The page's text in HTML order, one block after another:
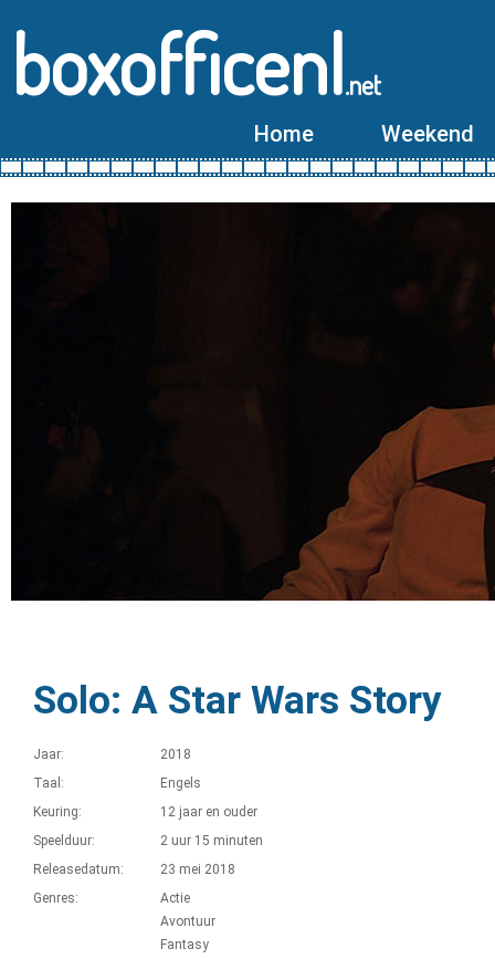
boxofficenl.net
Home Weekend
Solo: A Star Wars Story
Jaar:
2018
Taal:
Engels
Keuring:
12 jaar en ouder
Speelduur:
2 uur 15 minuten
Releasedatum:
23 mei 2018
Genres:
Actie
Avontuur
Fantasy